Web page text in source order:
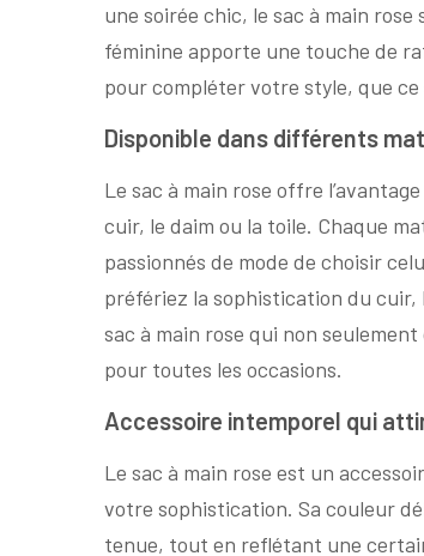
une soirée chic, le sac à main
féminine apporte une touche de
pour compléter votre style, que
Disponible dans différents
Le sac à main rose offre
cuir, le daim ou la toile. Chaque
passionnés de mode de choisir
préfériez la sophistication du
sac à main rose qui non
pour toutes les occasions.
Accessoire intemporel qui
Le sac à main rose est un
votre sophistication. Sa couleur
tenue, tout en reflétant une